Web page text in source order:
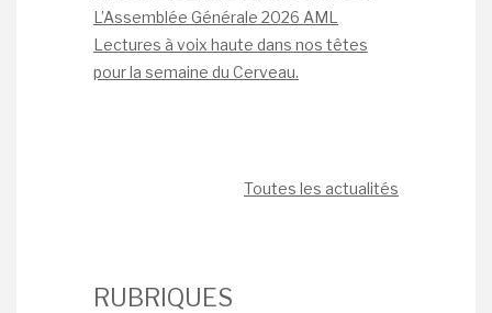
L’Assemblée Générale 2026 AML
Lectures à voix haute dans nos têtes
pour la semaine du Cerveau.
Toutes les actualités
RUBRIQUES